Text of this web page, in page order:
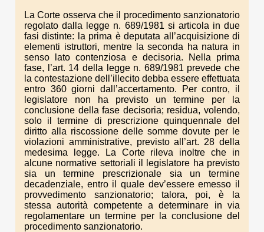
La Corte osserva che il procedimento sanzionatorio
regolato dalla legge n. 689/1981 si articola in due
fasi distinte: la prima è deputata all’acquisizione di
elementi istruttori, mentre la seconda ha natura in
senso lato contenziosa e decisoria. Nella prima
fase, l’art. 14 della legge n. 689/1981 prevede che
la contestazione dell’illecito debba essere effettuata
entro 360 giorni dall’accertamento. Per contro, il
legislatore non ha previsto un termine per la
conclusione della fase decisoria; residua, volendo,
solo il termine di prescrizione quinquennale del
diritto alla riscossione delle somme dovute per le
violazioni amministrative, previsto all’art. 28 della
medesima legge. La Corte rileva inoltre che in
alcune normative settoriali il legislatore ha previsto
sia un termine prescrizionale sia un termine
decadenziale, entro il quale dev’essere emesso il
provvedimento sanzionatorio; talora, poi, è la
stessa autorità competente a determinare in via
regolamentare un termine per la conclusione del
procedimento sanzionatorio.